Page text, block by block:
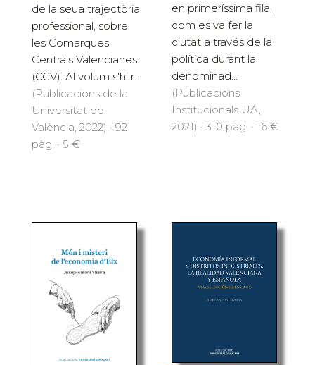
de la seua trajectòria
professional, sobre
les Comarques
Centrals Valencianes
(CCV). Al volum s'hi r...
(Publicacions de la
Universitat de
València, 2022) · 92
pàg. · 5 €
en primeríssima fila,
com es va fer la
ciutat a través de la
política durant la
denominad...
(Publicacions
Institucionals UA,
2021) · 310 pàg. · 16 €